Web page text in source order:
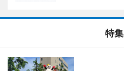
特集